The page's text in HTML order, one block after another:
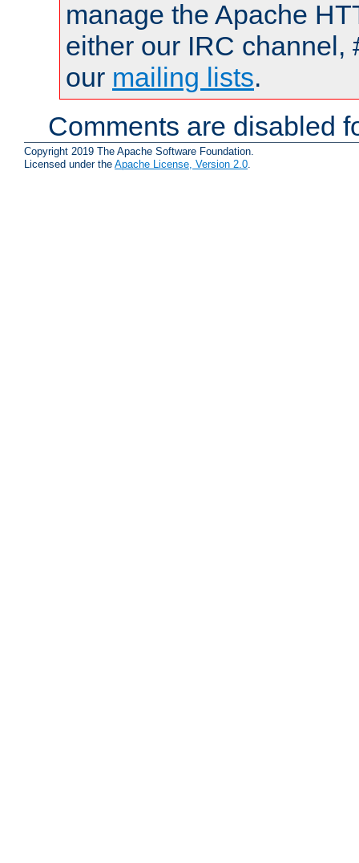
manage the Apache
either our IRC channel,
our mailing lists.
Comments are disabled
Copyright 2019 The Apache Software Foundation.
Licensed under the Apache License, Version 2.0